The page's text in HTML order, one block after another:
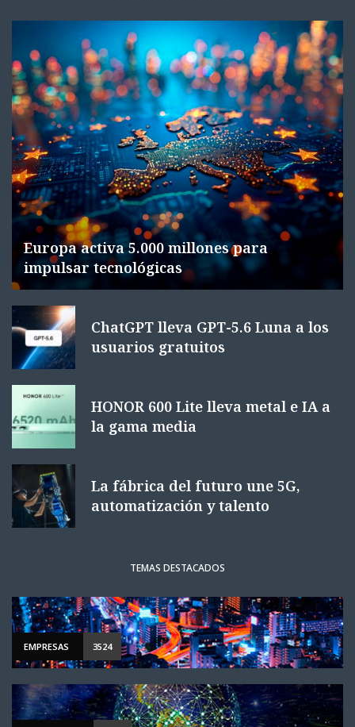
Europa activa 5.000 millones para
impulsar tecnológicas
ChatGPT lleva GPT-5.6 Luna a los
usuarios gratuitos
HONOR 600 Lite lleva metal e IA a
la gama media
La fábrica del futuro une 5G,
automatización y talento
TEMAS DESTACADOS
EMPRESAS 3524